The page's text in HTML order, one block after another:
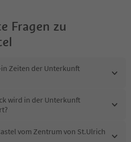
Fragen zu
Zeiten der Unterkunft
wird in der Unterkunft
vom Zentrum von St.Ulrich